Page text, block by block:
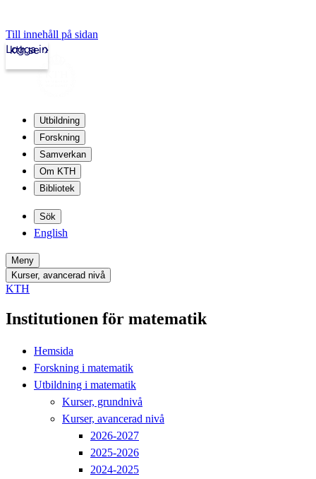
Till innehåll på sidan
kth.se
Logga in
Utbildning
Forskning
Samverkan
Om KTH
Bibliotek
Sök
English
Meny
Kurser, avancerad nivå
KTH
Institutionen för matematik
Hemsida
Forskning i matematik
Utbildning i matematik
Kurser, grundnivå
Kurser, avancerad nivå
2026-2027
2025-2026
2024-2025